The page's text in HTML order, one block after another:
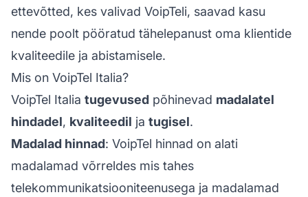
ettevõtted, kes valivad VoipTeli, saavad kasu
nende poolt pööratud tähelepanust oma klientide
kvaliteedile ja abistamisele.
Mis on VoipTel Italia?
VoipTel Italia tugevused põhinevad madalatel
hindadel, kvaliteedil ja tugisel.
Madalad hinnad: VoipTel hinnad on alati
madalamad võrreldes mis tahes
telekommunikatsiooniteenusega ja madalamad